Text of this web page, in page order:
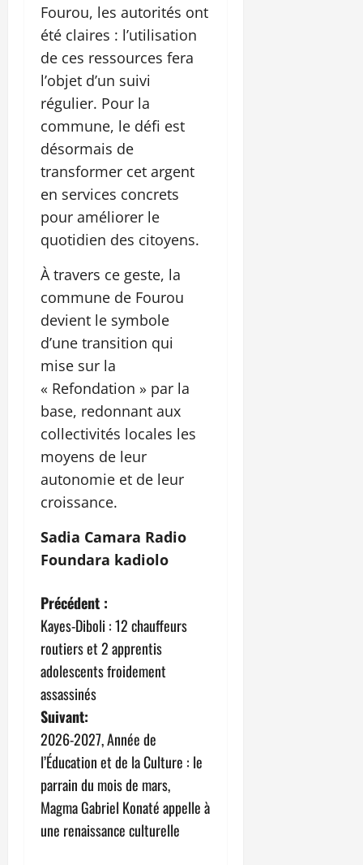
Fourou, les autorités ont
été claires : l’utilisation
de ces ressources fera
l’objet d’un suivi
régulier. Pour la
commune, le défi est
désormais de
transformer cet argent
en services concrets
pour améliorer le
quotidien des citoyens.
À travers ce geste, la
commune de Fourou
devient le symbole
d’une transition qui
mise sur la
« Refondation » par la
base, redonnant aux
collectivités locales les
moyens de leur
autonomie et de leur
croissance.
Sadia Camara Radio
Foundara kadiolo
N
a
v
i
g
a
t
i
Précédent :
Kayes-Diboli : 12 chauffeurs
routiers et 2 apprentis
adolescents froidement
assassinés
Suivant:
2026-2027, Année de
l’Éducation et de la Culture : le
parrain du mois de mars,
Magma Gabriel Konaté appelle à
une renaissance culturelle